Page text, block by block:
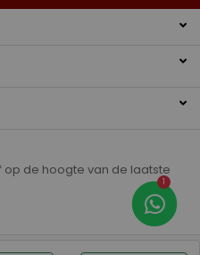
de hoogte van de laatste
1